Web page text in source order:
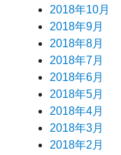
2018年10月
2018年9月
2018年8月
2018年7月
2018年6月
2018年5月
2018年4月
2018年3月
2018年2月